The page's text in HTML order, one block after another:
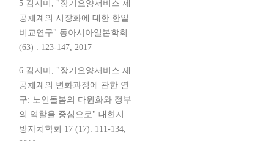
5 김지미, "장기요양서비스 제
공체계의 시장화에 대한 한일
비교연구" 동아시아일본학회
(63) : 123-147, 2017
6 김지미, "장기요양서비스 제
공체계의 변화과정에 관한 연
구: 노인돌봄의 다원화와 정부
의 역할을 중심으로" 대한지
방자치학회 17 (17): 111-134,